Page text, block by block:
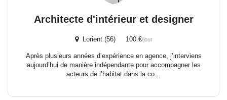
Architecte d'intérieur et designer
Lorient (56) 100 €/jour
Après plusieurs années d’expérience en agence, j’interviens
aujourd’hui de manière indépendante pour accompagner les
acteurs de l’habitat dans la co...